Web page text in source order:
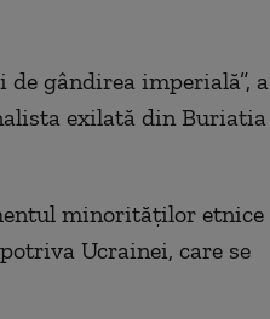
gândirea imperială”, a
exilată din Buriatia
minorităților etnice
Ucrainei, care se